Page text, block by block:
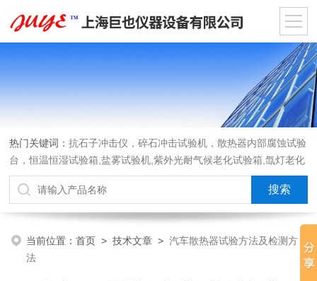
热门关键词：抗石子冲击仪，碎石冲击试验机，散热器内部腐蚀试验
台，恒温恒湿试验箱,盐雾试验机,紫外光耐气候老化试验箱,氙灯老化
试验箱，沙尘试验箱，淋雨试验箱，汽车内饰材料燃烧试验机
当前位置：首页 >技术文章 >汽车散热器试验方法及检测方
法